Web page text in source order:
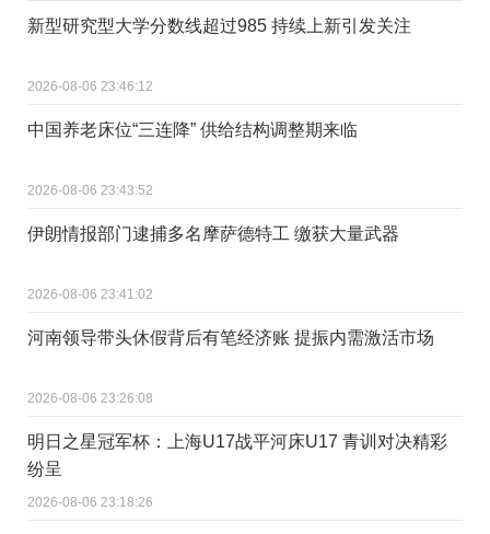
新型研究型大学分数线超过985 持续上新引发关注
2026-08-06 23:46:12
中国养老床位“三连降” 供给结构调整期来临
2026-08-06 23:43:52
伊朗情报部门逮捕多名摩萨德特工 缴获大量武器
2026-08-06 23:41:02
河南领导带头休假背后有笔经济账 提振内需激活市场
2026-08-06 23:26:08
明日之星冠军杯：上海U17战平河床U17 青训对决精彩
纷呈
2026-08-06 23:18:26